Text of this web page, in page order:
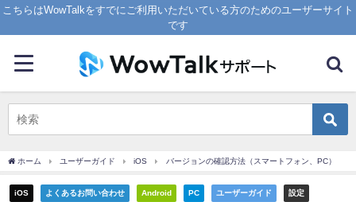
こちらはWowTalkをすでにご利用いただいている方のためのユーザーサイト
です
ホーム ユーザーガイド iOS バージョンの確認方法（スマートフォン、PC）
iOS よくあるお問い合わせ Android PC ユーザーガイド 設定